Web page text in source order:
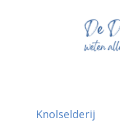
Knolselderij